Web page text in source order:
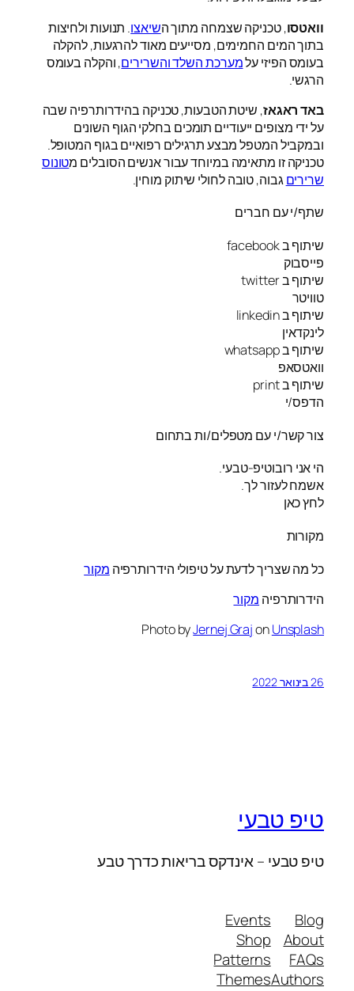
וואטסו, טכניקה שצמחה מתוך השיאצו. תנועות ולחיצות
בתוך המים החמימים, מסייעים מאוד להרגעות, להקלה
בעומס הפיזי עלמערכת השלד והשרירים, והקלה בעומס
הרגשי.
באד ראגאז, שיטת הטבעות, טכניקה בהידרותרפיה שבה
על ידי מצופים ייעודיים תומכים בחלקי הגוף השונים
ובמקביל המטפל מבצע תרגילים רפואיים בגוף המטופל.
טכניקה זו מתאימה במיוחד עבור אנשים הסובלים מטונוס
שריריםגבוה, טובה לחולי שיתוק מוחין.
שתף/י עם חברים
שיתוף ב facebook
פייסבוק
שיתוף ב twitter
טוויטר
שיתוף ב linkedin
לינקדאין
שיתוף ב whatsapp
וואטסאפ
שיתוף ב print
הדפס/י
צור קשר/י עם מטפלים/ות בתחום
הי אני רובוטיפ-טבעי.
אשמח לעזור לך.
לחץ כאן
מקורות
כל מה שצריך לדעת על טיפולי הידרותרפיה מקור
הידרותרפיה מקור
Photo byJernej GrajonUnsplash
26 בינואר 2022
טיפ טבעי
טיפ טבעי – אינדקס בריאות כדרך טבע
Blog
About
FAQs
Authors
Events
Shop
Patterns
Themes